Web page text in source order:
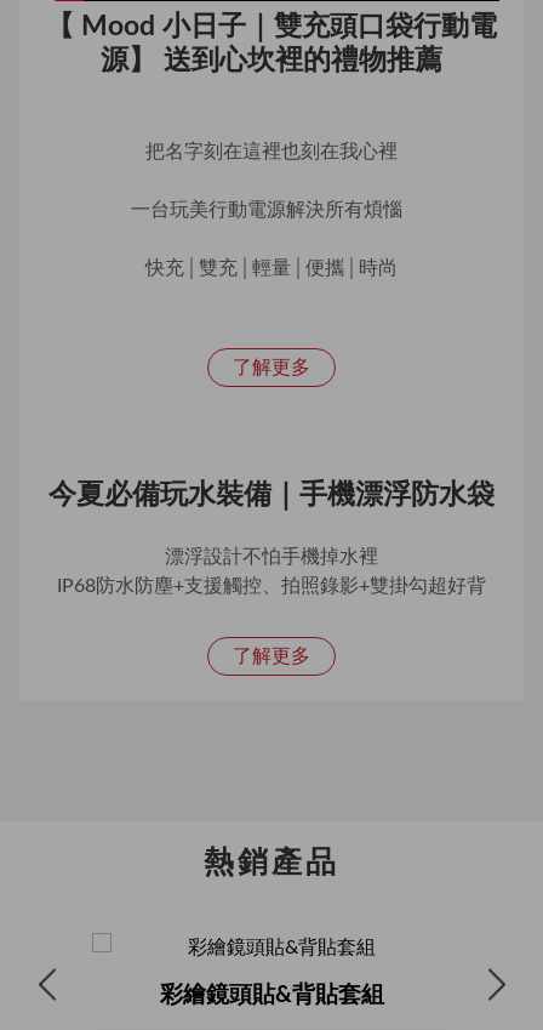
【 Mood 小日子｜雙充頭口袋行動電
源】 送到心坎裡的禮物推薦
把名字刻在這裡也刻在我心裡
一台玩美行動電源解決所有煩惱
快充│雙充│輕量│便攜│時尚
了解更多
今夏必備玩水裝備｜手機漂浮防水袋
漂浮設計不怕手機掉水裡
IP68防水防塵+支援觸控、拍照錄影+雙掛勾超好背
了解更多
熱銷產品
彩繪鏡頭貼&背貼套組